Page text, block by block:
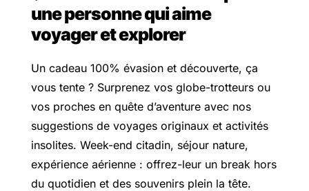
une personne qui aime
voyager et explorer
Un cadeau 100% évasion et découverte, ça
vous tente ? Surprenez vos globe-trotteurs ou
vos proches en quête d’aventure avec nos
suggestions de voyages originaux et activités
insolites. Week-end citadin, séjour nature,
expérience aérienne : offrez-leur un break hors
du quotidien et des souvenirs plein la tête.